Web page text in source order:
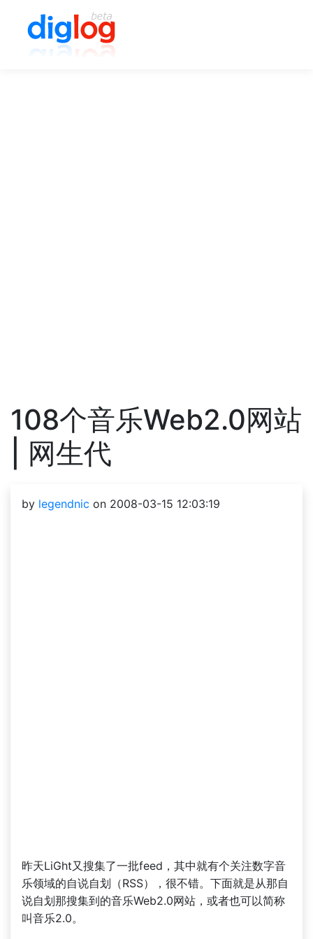
108个音乐Web2.0网站
| 网生代
by legendnic on 2008-03-15 12:03:19
昨天LiGht又搜集了一批feed，其中就有个关注数字音
乐领域的自说自划（RSS），很不错。下面就是从那自
说自划那搜集到的音乐Web2.0网站，或者也可以简称
叫音乐2.0。